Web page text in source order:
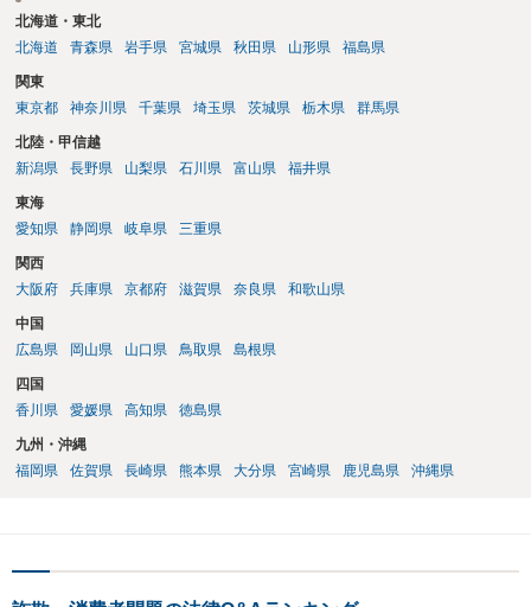
北海道・東北
北海道
青森県 岩手県 宮城県 秋田県 山形県 福島県
関東
東京都
神奈川県 千葉県 埼玉県 茨城県 栃木県 群馬県
北陸・甲信越
新潟県
長野県 山梨県 石川県 富山県 福井県
東海
愛知県
静岡県 岐阜県 三重県
関西
大阪府
兵庫県 京都府 滋賀県 奈良県 和歌山県
中国
広島県
岡山県 山口県 鳥取県 島根県
四国
香川県
愛媛県 高知県 徳島県
九州・沖縄
福岡県
佐賀県 長崎県 熊本県 大分県 宮崎県 鹿児島県 沖縄県